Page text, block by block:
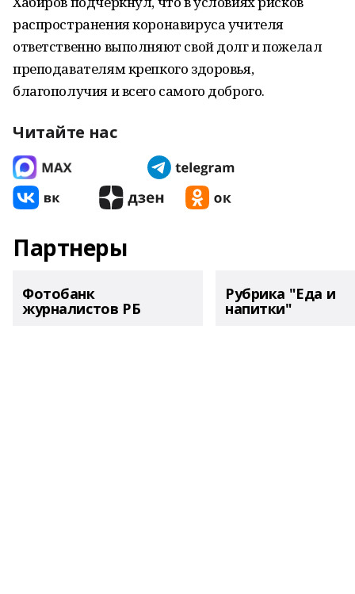
распространения коронавируса учителя
ответственно выполняют свой долг и пожелал
преподавателям крепкого здоровья,
благополучия и всего самого доброго.
Читайте нас
Партнеры
Фотобанк
журналистов РБ
Рубрика "Еда и
напитки"